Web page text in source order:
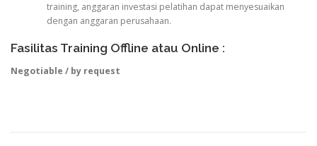
training, anggaran investasi pelatihan dapat menyesuaikan
dengan anggaran perusahaan.
Fasilitas Training Offline atau Online :
Negotiable / by request